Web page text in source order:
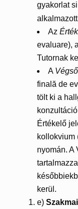
gyakorlat
alkalmazott
Az
evaluare),
Tutornak
A
finală de
tölt ki a
Értékelő
kollokvium
nyomán. A
kerül.
e)